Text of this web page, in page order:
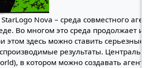
StarLogo Nova – среда совместного
Во многом это среда продолжает
этом здесь можно ставить
результаты.
в котором можно создавать